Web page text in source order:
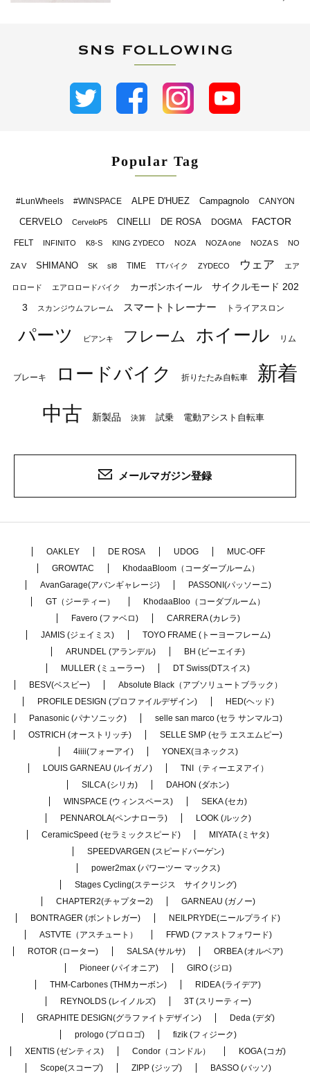
Popular Tag
#LunWheels #WINSPACE ALPE D'HUEZ Campagnolo CANYON
CERVELO CerveloP5 CINELLI DE ROSA DOGMA FACTOR
FELT INFINITO K8-S KING ZYDECO NOZA NOZA one NOZA S NO
ZA V SHIMANO SK sl8 TIME TTバイク ZYDECO ウェア エア
ロロード エアロロードバイク カーボンホイール
サイクルモード 202
3
スカンジウムフレーム スマートトレーナー トライアスロン
パーツ ビアンキ フレーム ホイール リム
ブレーキ ロードバイク 折りたたみ自転車
新着
中古
新製品 決算 試乗 電動アシスト自転車
メールマガジン登録
OAKLEY DE ROSA UDOG
MUC-OFF
GROWTAC
KhodaaBloom（コーダーブルーム）
AvanGarage(アバンギャレージ)
PASSONI(パッソーニ)
GT（ジーティー）
KhodaaBloo（コーダブルーム）
Favero (ファベロ)
CARRERA (カレラ)
JAMIS (ジェイミス)
TOYO FRAME (トーヨーフレーム)
ARUNDEL (アランデル)
BH (ビーエイチ)
MULLER (ミューラー)
DT Swiss(DTスイス)
BESV(ベスビー)
Absolute Black（アブソリュートブラック）
PROFILE DESIGN (プロファイルデザイン)
HED(ヘッド)
Panasonic (パナソニック)
selle san marco (セラ サンマルコ)
OSTRICH (オーストリッチ)
SELLE SMP (セラ エスエムピー)
4iiii(フォーアイ)
YONEX(ヨネックス)
LOUIS GARNEAU (ルイガノ)
TNI（ティーエヌアイ）
SILCA (シリカ)
DAHON (ダホン)
WINSPACE (ウィンスペース)
SEKA (セカ)
PENNAROLA(ペンナローラ)
LOOK (ルック)
CeramicSpeed (セラミックスピード)
MIYATA (ミヤタ)
SPEEDVARGEN (スピードバーゲン)
power2max (パワーツー マックス)
Stages Cycling(ステージス サイクリング)
CHAPTER2(チャプター2)
GARNEAU (ガノー)
BONTRAGER (ボントレガー)
NEILPRYDE(ニールプライド)
ASTVTE（アスチュート）
FFWD (ファストフォワード)
ROTOR (ローター)
SALSA (サルサ)
ORBEA (オルベア)
Pioneer (パイオニア)
GIRO (ジロ)
THM-Carbones (THMカーボン)
RIDEA (ライデア)
REYNOLDS (レイノルズ)
3T (スリーティー)
GRAPHITE DESIGN(グラファイトデザイン)
Deda (デダ)
prologo (プロロゴ)
fizik (フィジーク)
XENTIS (ゼンティス)
Condor（コンドル）
KOGA (コガ)
Scope(スコープ)
ZIPP (ジップ)
BASSO (バッソ)